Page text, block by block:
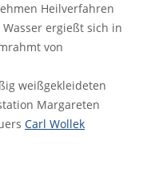
Heilverfahren
ergießt sich in
von
weißgekleideten
Margareten
Carl Wollek